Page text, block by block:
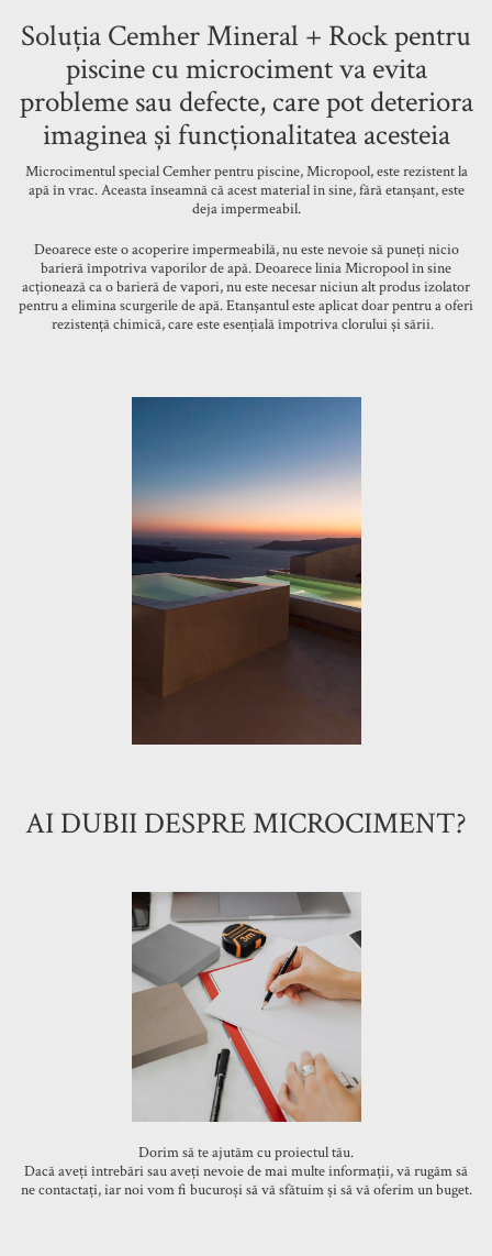
Soluția Cemher Mineral + Rock pentru
piscine cu microciment va evita
probleme sau defecte, care pot deteriora
imaginea și funcționalitatea acesteia
Microcimentul special Cemher pentru piscine, Micropool, este rezistent la
apă în vrac. Aceasta înseamnă că acest material în sine, fără etanșant, este
deja impermeabil.
Deoarece este o acoperire impermeabilă, nu este nevoie să puneți nicio
barieră împotriva vaporilor de apă. Deoarece linia Micropool în sine
acționează ca o barieră de vapori, nu este necesar niciun alt produs izolator
pentru a elimina scurgerile de apă. Etanșantul este aplicat doar pentru a oferi
rezistență chimică, care este esențială împotriva clorului și sării.
AI DUBII DESPRE MICROCIMENT?
Dorim să te ajutăm cu proiectul tău.
Dacă aveți întrebări sau aveți nevoie de mai multe informații, vă rugăm să
ne contactați, iar noi vom fi bucuroși să vă sfătuim și să vă oferim un buget.